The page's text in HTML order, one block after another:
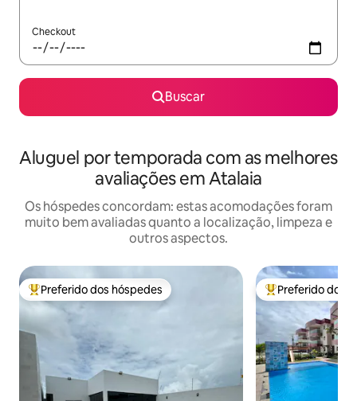
Checkout
Buscar
Aluguel por temporada com as melhores
avaliações em Atalaia
Os hóspedes concordam: estas acomodações foram
muito bem avaliadas quanto a localização, limpeza e
outros aspectos.
Entre os melhores preferidos dos hóspedes
Preferido dos hóspedes Entre os
Preferido dos